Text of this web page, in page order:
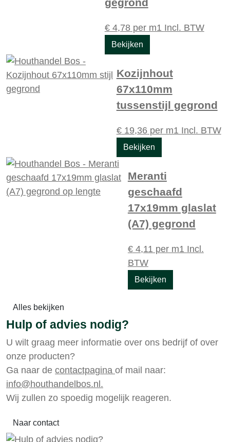
gegrond
€4,78per m1 Incl. BTW
Bekijken
Kozijnhout
67x110mm
tussenstijl gegrond
€19,36per m1 Incl. BTW
Bekijken
Meranti
geschaafd
17x19mm glaslat
(A7) gegrond
€4,11 per m1 Incl.
BTW
Bekijken
Alles bekijken
Hulp of advies nodig?
U wilt graag meer informatie over ons bedrijf of over
onze producten?
Ga naar de contactpagina of mail naar:
info@houthandelbos.nl.
Wij zullen zo spoedig mogelijk reageren.
Naar contact